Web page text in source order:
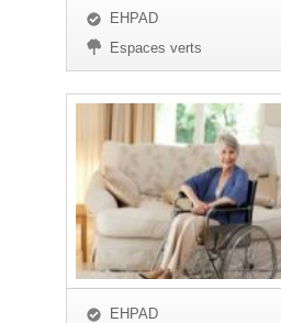
EHPAD
Espaces verts
EHPAD